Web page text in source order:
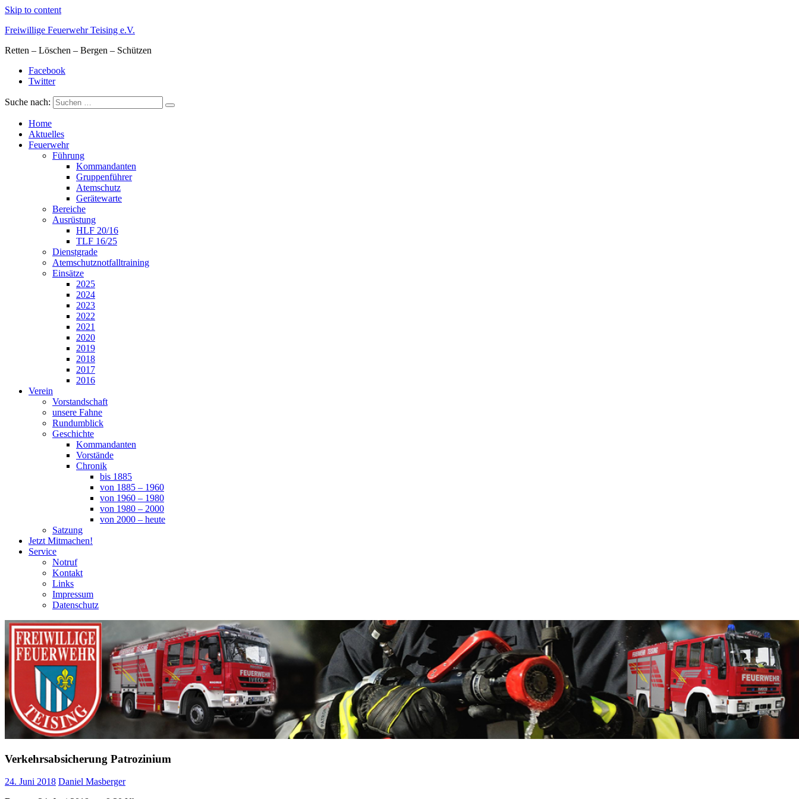
Skip to content
Freiwillige Feuerwehr Teising e.V.
Retten – Löschen – Bergen – Schützen
Facebook
Twitter
Suche nach:
Home
Aktuelles
Feuerwehr
Führung
Kommandanten
Gruppenführer
Atemschutz
Gerätewarte
Bereiche
Ausrüstung
HLF 20/16
TLF 16/25
Dienstgrade
Atemschutznotfalltraining
Einsätze
2025
2024
2023
2022
2021
2020
2019
2018
2017
2016
Verein
Vorstandschaft
unsere Fahne
Rundumblick
Geschichte
Kommandanten
Vorstände
Chronik
bis 1885
von 1885 – 1960
von 1960 – 1980
von 1980 – 2000
von 2000 – heute
Satzung
Jetzt Mitmachen!
Service
Notruf
Kontakt
Links
Impressum
Datenschutz
Verkehrsabsicherung Patrozinium
24. Juni 2018 Daniel Masberger